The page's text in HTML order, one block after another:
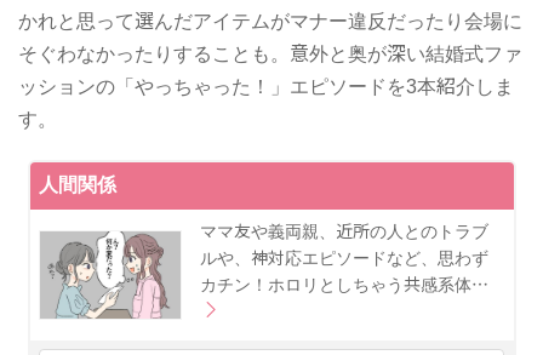
かれと思って選んだアイテムがマナー違反だったり会場に
そぐわなかったりすることも。意外と奥が深い結婚式ファ
ッションの「やっちゃった！」エピソードを3本紹介しま
す。
人間関係
ママ友や義両親、近所の人とのトラブ
ルや、神対応エピソードなど、思わず
カチン！ホロリとしちゃう共感系体…